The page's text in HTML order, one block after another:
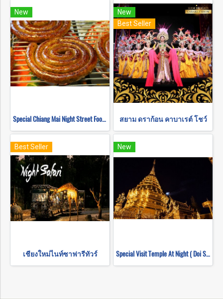
New
Special Chiang Mai Night Street Food Tour
New
Best Seller
สยาม ดราก้อน คาบาเรต์ โชว์
Best Seller
เชียงใหม่ไนท์ซาฟารีทัวร์
New
Special Visit Temple At Night ( Doi Suthep Temple + Pha Lad Temple)